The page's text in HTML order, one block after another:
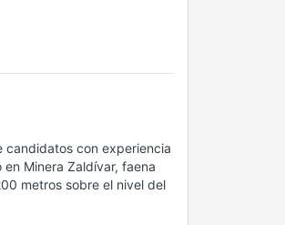
candidatos con experiencia
Minera Zaldívar, faena
metros sobre el nivel del